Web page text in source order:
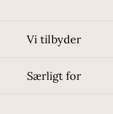
Vi tilbyder
Særligt for